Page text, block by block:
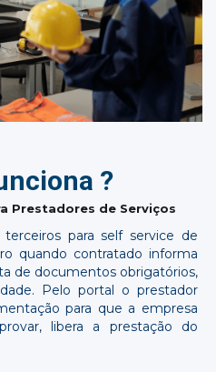
?
Prestadores de Serviços
para self service de
quando contratado informa
de documentos obrigatórios,
Pelo portal o prestador
para que a empresa
libera a prestação do